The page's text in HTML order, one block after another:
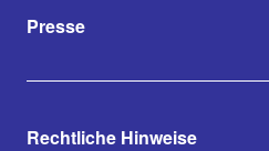
Presse
Rechtliche Hinweise